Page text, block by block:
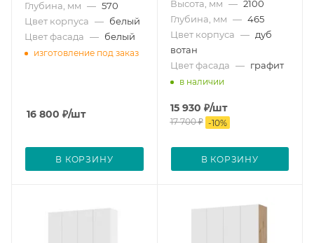
Глубина, мм — 570
Цвет корпуса — белый
Цвет фасада — белый
изготовление под заказ
16 800 ₽/шт
В КОРЗИНУ
Высота, мм — 2100
Глубина, мм — 465
Цвет корпуса — дуб
вотан
Цвет фасада — графит
в наличии
15 930 ₽/шт
17 700₽ -10%
В КОРЗИНУ